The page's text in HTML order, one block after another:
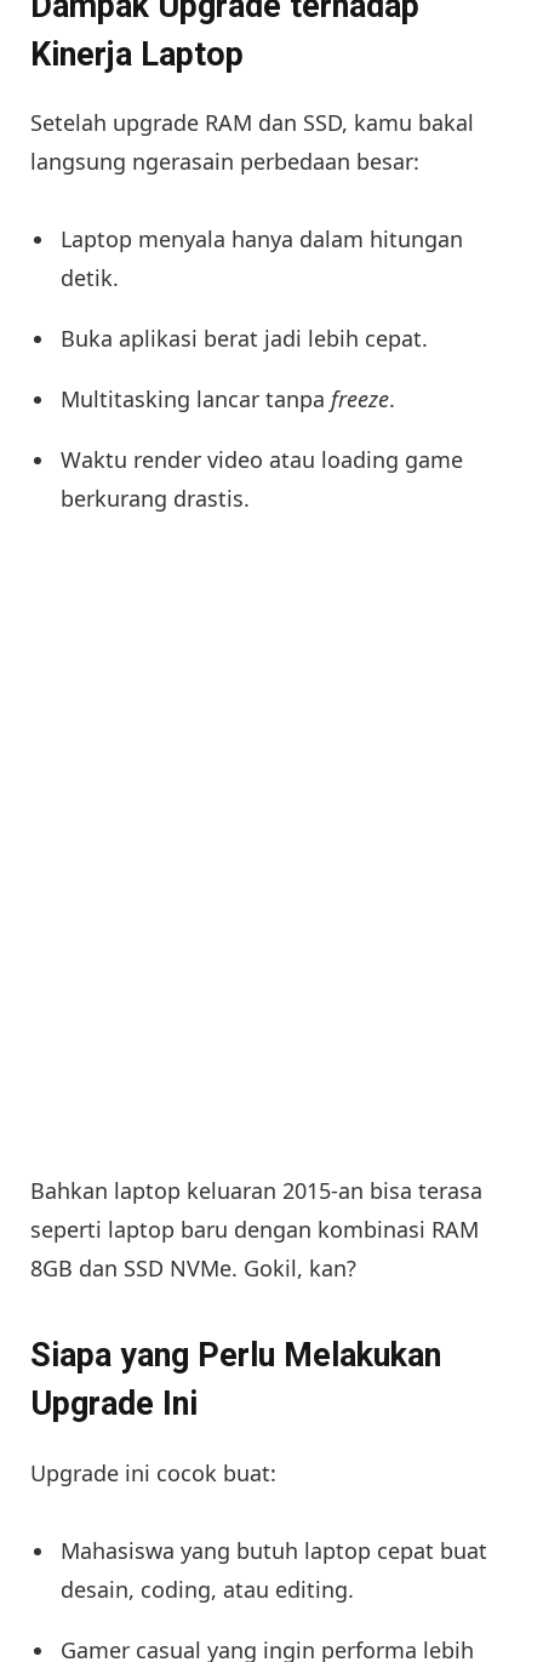
Kinerja Laptop
Setelah upgrade RAM dan SSD, kamu bakal
langsung ngerasain perbedaan besar:
Laptop menyala hanya dalam hitungan
detik.
Buka aplikasi berat jadi lebih cepat.
Multitasking lancar tanpa freeze.
Waktu render video atau loading game
berkurang drastis.
Bahkan laptop keluaran 2015-an bisa terasa
seperti laptop baru dengan kombinasi RAM
8GB dan SSD NVMe. Gokil, kan?
Siapa yang Perlu Melakukan
Upgrade Ini
Upgrade ini cocok buat:
Mahasiswa yang butuh laptop cepat buat
desain, coding, atau editing.
Gamer casual yang ingin performa lebih